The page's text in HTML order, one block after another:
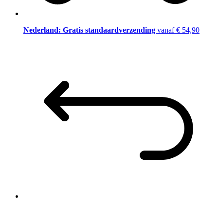
Nederland: Gratis standaardverzending vanaf € 54,90